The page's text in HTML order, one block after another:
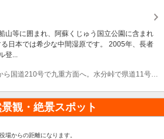
山等に囲まれ、阿蘇くじゅう国立公園に含まれ
日本では希少な中間湿原です。 2005年、長者
...
観・絶景スポット
場からの距離になります。